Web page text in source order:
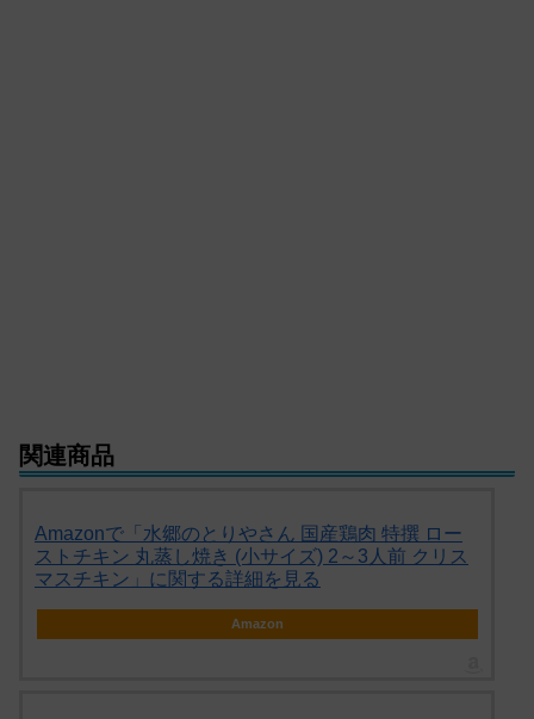
関連商品
Amazonで「水郷のとりやさん 国産鶏肉 特撰 ロー
ストチキン 丸蒸し焼き (小サイズ) 2～3人前 クリス
マスチキン」に関する詳細を見る
Amazon